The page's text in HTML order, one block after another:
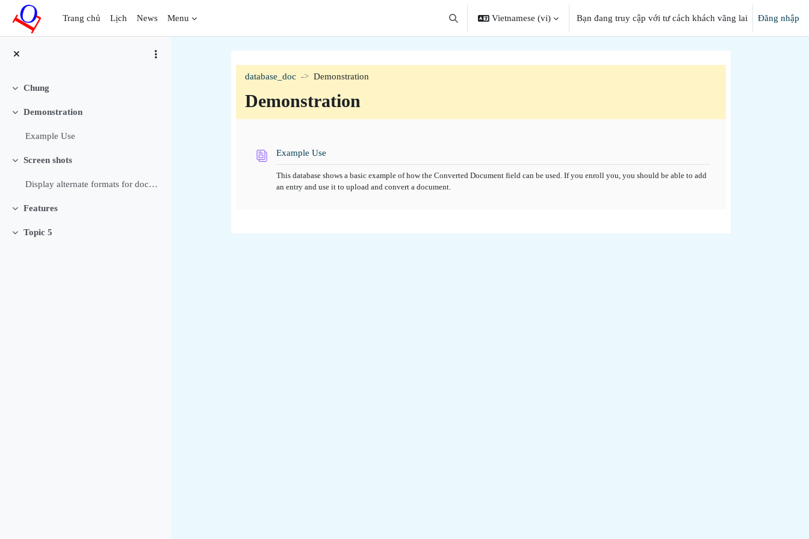
Chuyển tới nội dung chính
Trang chủ
Lịch News Menu
Chuyển đổi chọn tìm kiếm
Vietnamese ‎(vi)‎ Bạn đang truy cập với tư cách khách vãng lai Đăng nhập
Rút gọn
Chung
Rút gọn
Demonstration
Example Use
Rút gọn
Screen shots
Display alternate formats for documents Allow user...
Rút gọn
Features
Rút gọn
Topic 5
database_doc Demonstration
Demonstration
Example UseCơ sở dữ liệu
This database shows a basic example of how the Converted Document field can be used. If you enroll you, you should be able to add
an entry and use it to upload and convert a document.